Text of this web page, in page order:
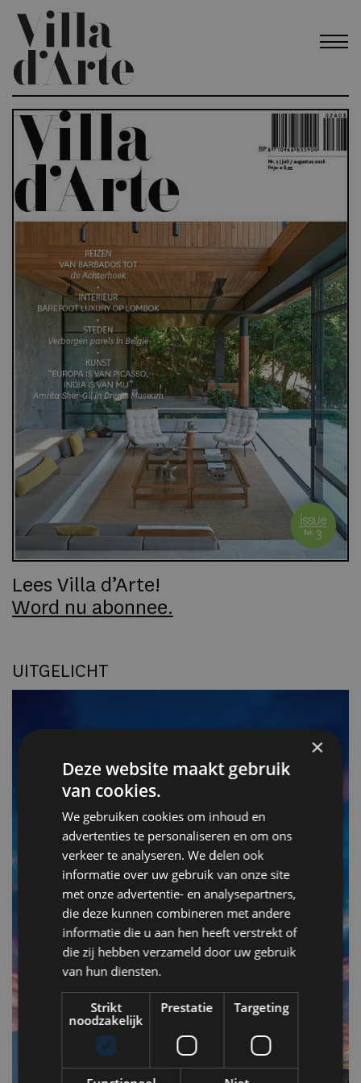
Lees Villa d’Arte!
Word nu abonnee.
UITGELICHT
×
Deze website maakt gebruik
van cookies.
We gebruiken cookies om inhoud en
advertenties te personaliseren en om ons
verkeer te analyseren. We delen ook
informatie over uw gebruik van onze site
met onze advertentie- en analysepartners,
die deze kunnen combineren met andere
informatie die u aan hen heeft verstrekt of
die zij hebben verzameld door uw gebruik
van hun diensten.
Strikt
noodzakelijk
Prestatie Targeting